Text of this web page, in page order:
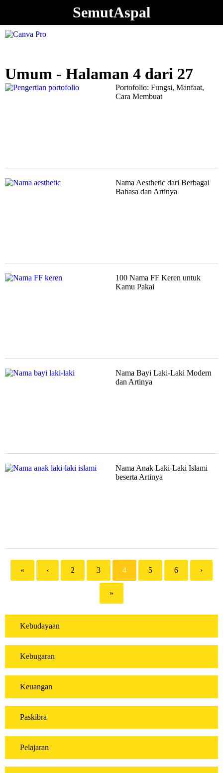
SemutAspal
Umum - Halaman 4 dari 27
Portofolio: Fungsi, Manfaat,
Cara Membuat
Nama Aesthetic dari Berbagai
Bahasa dan Artinya
100 Nama FF Keren untuk
Kamu Pakai
Nama Bayi Laki-Laki Modern
dan Artinya
Nama Anak Laki-Laki Islami
beserta Artinya
« ‹ 2 3 4 5 6 ›
»
Kebudayaan
Kebugaran
Keuangan
Paskibra
Pelajaran